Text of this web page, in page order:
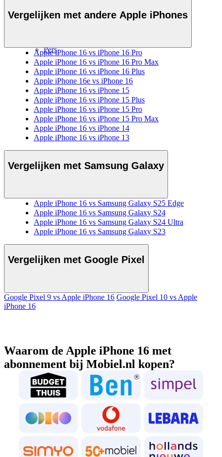
Over Mobiel.nl
Pers
Vergelijken met andere Apple iPhones
Apple iPhone 16 vs iPhone 16 Pro
Apple iPhone 16 vs iPhone 16 Pro Max
Apple iPhone 16 vs iPhone 16 Plus
Apple iPhone 16e vs iPhone 16
Apple iPhone 16 vs iPhone 15
Apple iPhone 16 vs iPhone 15 Plus
Apple iPhone 16 vs iPhone 15 Pro
Apple iPhone 16 vs iPhone 15 Pro Max
Apple iPhone 16 vs iPhone 14
Apple iPhone 16 vs iPhone 13
Vergelijken met Samsung Galaxy
Apple iPhone 16 vs Samsung Galaxy S25 Edge
Apple iPhone 16 vs Samsung Galaxy S24
Apple iPhone 16 vs Samsung Galaxy S24 Ultra
Apple iPhone 16 vs Samsung Galaxy S23
Vergelijken met Google Pixel
Google Pixel 9 vs Apple iPhone 16 Google Pixel 10 vs Apple
iPhone 16
Waarom de Apple iPhone 16 met
abonnement bij Mobiel.nl kopen?